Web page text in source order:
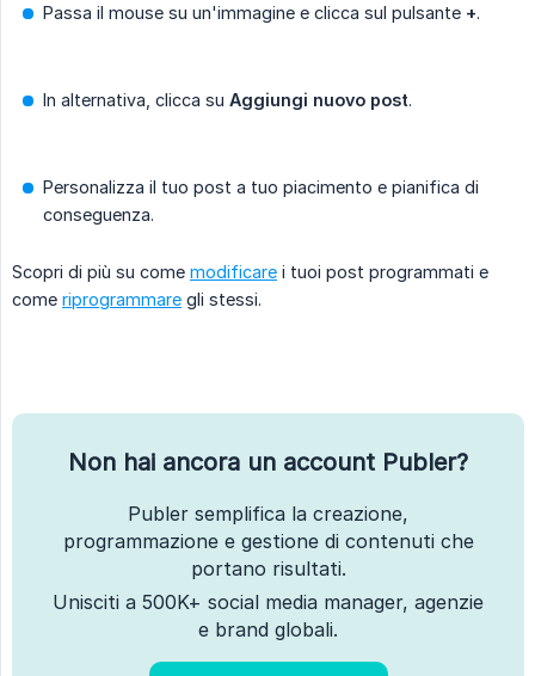
Passa il mouse su un'immagine e clicca sul pulsante +.
In alternativa, clicca su Aggiungi nuovo post.
Personalizza il tuo post a tuo piacimento e pianifica di
conseguenza.
Scopri di più su come modificare i tuoi post programmati e
come riprogrammare gli stessi.
Non hai ancora un account Publer?
Publer semplifica la creazione,
programmazione e gestione di contenuti che
portano risultati.
Unisciti a 500K+ social media manager, agenzie
e brand globali.